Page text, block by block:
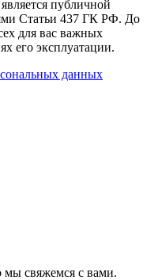
публичной
Статьи 437 ГК РФ. До
для вас важных
его эксплуатации.
данных
мы свяжемся с вами.